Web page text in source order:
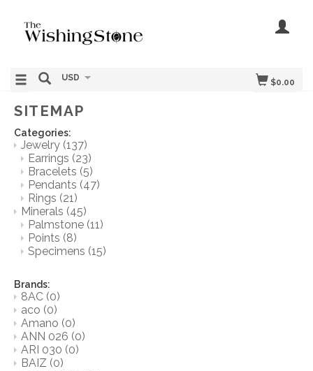
$0.00
USD
SITEMAP
Categories:
Jewelry (137)
Earrings (23)
Bracelets (5)
Pendants (47)
Rings (21)
Minerals (45)
Palmstone (11)
Points (8)
Specimens (15)
Brands:
8AC (0)
aco (0)
Amano (0)
ANN 026 (0)
ARI 030 (0)
BAIZ (0)